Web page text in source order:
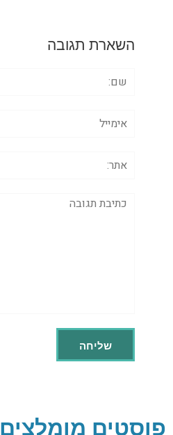
השארת תגובה
תגובה
פוסטים מומלצים